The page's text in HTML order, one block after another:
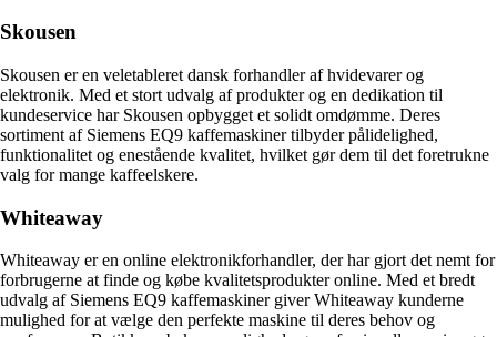
Skousen
Skousen er en veletableret dansk forhandler af hvidevarer og
elektronik. Med et stort udvalg af produkter og en dedikation til
kundeservice har Skousen opbygget et solidt omdømme. Deres
sortiment af Siemens EQ9 kaffemaskiner tilbyder pålidelighed,
funktionalitet og enestående kvalitet, hvilket gør dem til det foretrukne
valg for mange kaffeelskere.
Whiteaway
Whiteaway er en online elektronikforhandler, der har gjort det nemt for
forbrugerne at finde og købe kvalitetsprodukter online. Med et bredt
udvalg af Siemens EQ9 kaffemaskiner giver Whiteaway kunderne
mulighed for at vælge den perfekte maskine til deres behov og